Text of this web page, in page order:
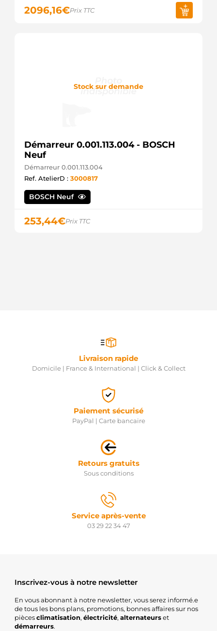
2096,16€Prix TTC
Stock sur demande
Démarreur 0.001.113.004 - BOSCH
Neuf
Démarreur 0.001.113.004
Ref. AtelierD : 3000817
BOSCH Neuf
253,44€Prix TTC
Livraison rapide
Domicile | France & International | Click & Collect
Paiement sécurisé
PayPal | Carte bancaire
Retours gratuits
Sous conditions
Service après-vente
03 29 22 34 47
Inscrivez-vous à notre newsletter
En vous abonnant à notre newsletter, vous serez informé.e
de tous les bons plans, promotions, bonnes affaires sur nos
piècesclimatisation, électricité, alternateurset
démarreurs.